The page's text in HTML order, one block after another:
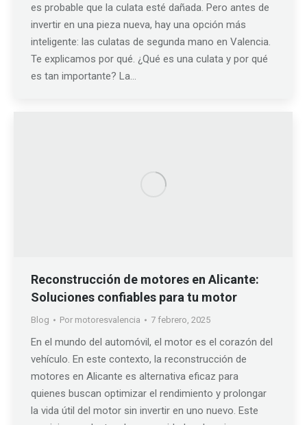
es probable que la culata esté dañada. Pero antes de
invertir en una pieza nueva, hay una opción más
inteligente: las culatas de segunda mano en Valencia.
Te explicamos por qué. ¿Qué es una culata y por qué
es tan importante? La…
Reconstrucción de motores en Alicante:
Soluciones confiables para tu motor
Blog Por motoresvalencia 7 febrero, 2025
En el mundo del automóvil, el motor es el corazón del
vehículo. En este contexto, la reconstrucción de
motores en Alicante es alternativa eficaz para
quienes buscan optimizar el rendimiento y prolongar
la vida útil del motor sin invertir en uno nuevo. Este